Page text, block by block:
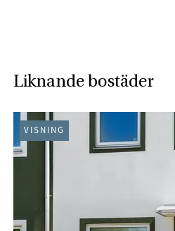
Liknande bostäder
VISNING